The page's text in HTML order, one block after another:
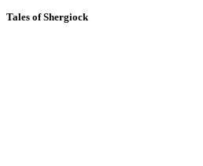
Tales of Shergiock